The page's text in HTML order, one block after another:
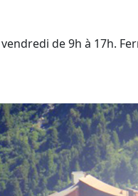
de 9h à 17h.